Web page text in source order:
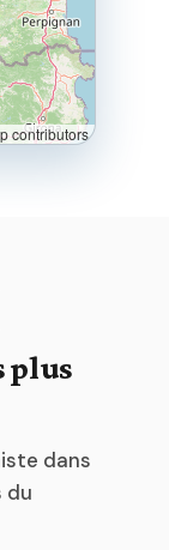
contributors
plus
dans
du